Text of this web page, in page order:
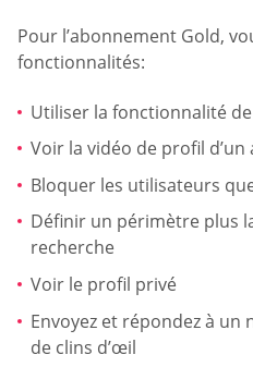
Pour l’abonnement Gold,
fonctionnalités:
Utiliser la fonctionnalité
Voir la vidéo de profil
Bloquer les utilisateurs
Définir un périmètre plus
recherche
Voir le profil privé
Envoyez et répondez à un
de clins d’œil